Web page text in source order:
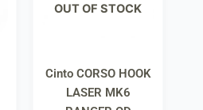
OUT OF STOCK
Cinto CORSO HOOK
LASER MK6